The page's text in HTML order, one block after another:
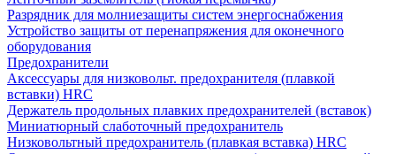
Разрядник для молниезащиты систем энергоснабжения
Устройство защиты от перенапряжения для оконечного
оборудования
Предохранители
Аксессуары для низковольт. предохранителя (плавкой
вставки) HRC
Держатель продольных плавких предохранителей (вставок)
Миниатюрный слаботочный предохранитель
Низковольтный предохранитель (плавкая вставка) HRC